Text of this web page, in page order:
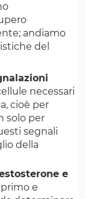
andiamo
del
necessari
cioè per
solo per
segnali
della
e
e